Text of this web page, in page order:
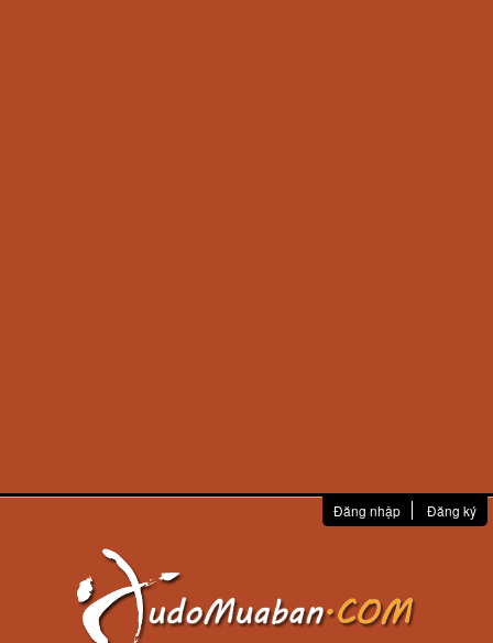
Đăng nhập Đăng ký